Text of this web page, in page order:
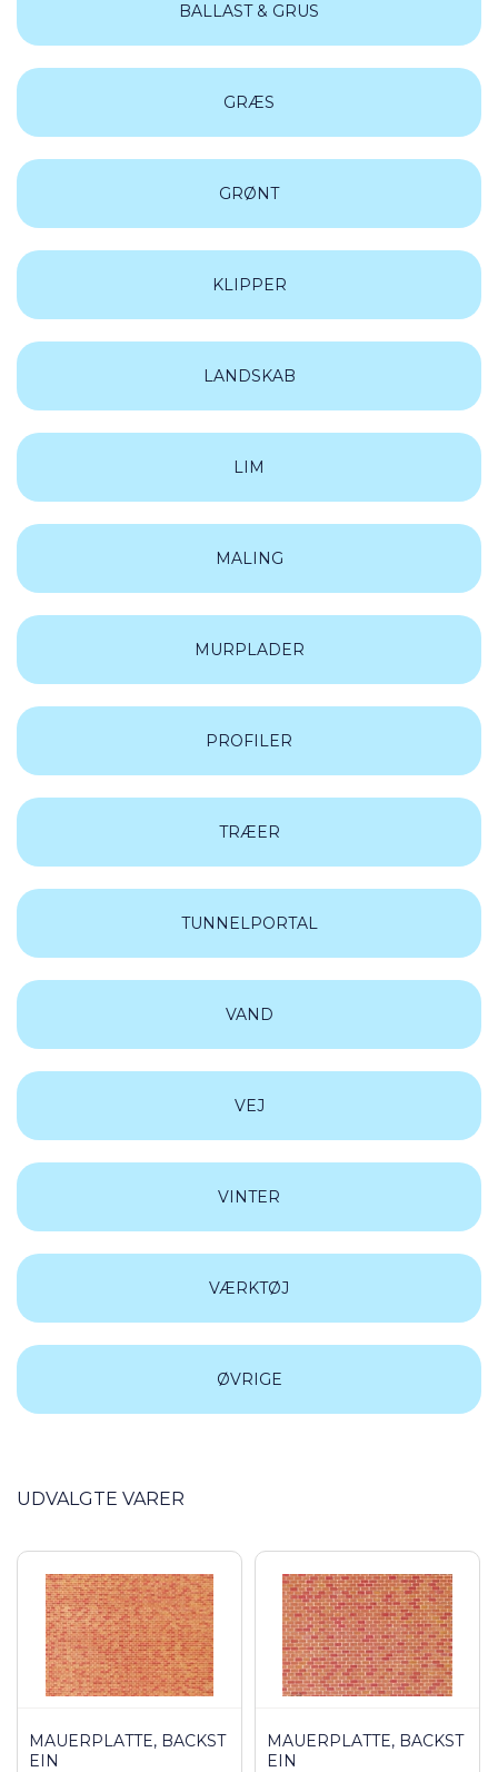
BALLAST & GRUS
GRÆS
GRØNT
KLIPPER
LANDSKAB
LIM
MALING
MURPLADER
PROFILER
TRÆER
TUNNELPORTAL
VAND
VEJ
VINTER
VÆRKTØJ
ØVRIGE
UDVALGTE VARER
MAUERPLATTE, BACKST
EIN
MAUERPLATTE, BACKST
EIN